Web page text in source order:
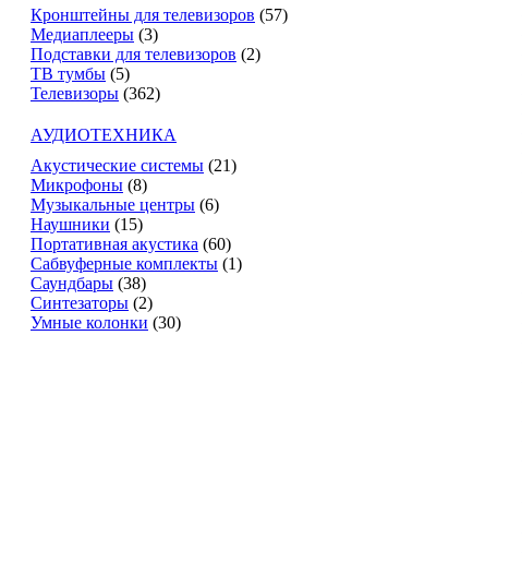
Кронштейны для телевизоров (57)
Медиаплееры (3)
Подставки для телевизоров (2)
ТВ тумбы (5)
Телевизоры (362)
АУДИОТЕХНИКА
Акустические системы (21)
Микрофоны (8)
Музыкальные центры (6)
Наушники (15)
Портативная акустика (60)
Сабвуферные комплекты (1)
Саундбары (38)
Синтезаторы (2)
Умные колонки (30)